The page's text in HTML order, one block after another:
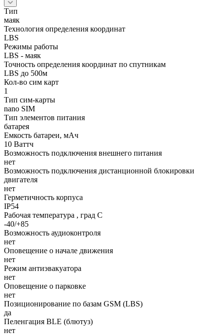
Тип
маяк
Технология определения координат
LBS
Режимы работы
LBS - маяк
Точность определения координат по спутникам
LBS до 500м
Кол-во сим карт
1
Тип сим-карты
nano SIM
Тип элементов питания
батарея
Емкость батареи, мАч
10 Ваттч
Возможность подключения внешнего питания
нет
Возможность подключения дистанционной блокировки
двигателя
нет
Герметичность корпуса
IP54
Рабочая температура , град С
-40/+85
Возможность аудиоконтроля
нет
Оповещение о начале движения
нет
Режим антиэвакуатора
нет
Оповещение о парковке
нет
Позиционирование по базам GSM (LBS)
да
Пеленгация BLE (блютуз)
нет